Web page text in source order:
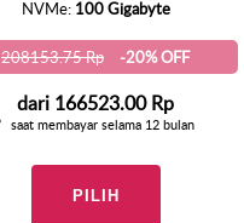
NVMe: 100 Gigabyte
208153.75 Rp -20% OFF
dari 166523.00 Rp
saat membayar selama 12 bulan
PILIH